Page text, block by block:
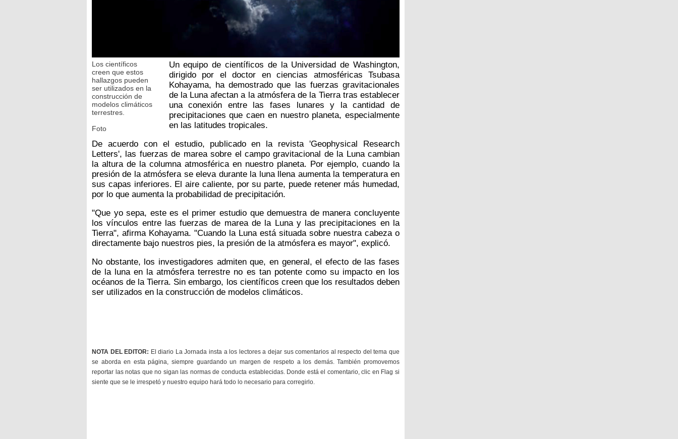
Los científicos
creen que estos
hallazgos pueden
ser utilizados en la
construcción de
modelos climáticos
terrestres.
Foto
Un equipo de científicos de la Universidad de Washington,
dirigido por el doctor en ciencias atmosféricas Tsubasa
Kohayama, ha demostrado que las fuerzas gravitacionales
de la Luna afectan a la atmósfera de la Tierra tras establecer
una conexión entre las fases lunares y la cantidad de
precipitaciones que caen en nuestro planeta, especialmente
en las latitudes tropicales.
De acuerdo con el estudio, publicado en la revista 'Geophysical Research
Letters', las fuerzas de marea sobre el campo gravitacional de la Luna cambian
la altura de la columna atmosférica en nuestro planeta. Por ejemplo, cuando la
presión de la atmósfera se eleva durante la luna llena aumenta la temperatura en
sus capas inferiores. El aire caliente, por su parte, puede retener más humedad,
por lo que aumenta la probabilidad de precipitación.
"Que yo sepa, este es el primer estudio que demuestra de manera concluyente
los vínculos entre las fuerzas de marea de la Luna y las precipitaciones en la
Tierra", afirma Kohayama. "Cuando la Luna está situada sobre nuestra cabeza o
directamente bajo nuestros pies, la presión de la atmósfera es mayor", explicó.
No obstante, los investigadores admiten que, en general, el efecto de las fases
de la luna en la atmósfera terrestre no es tan potente como su impacto en los
océanos de la Tierra. Sin embargo, los científicos creen que los resultados deben
ser utilizados en la construcción de modelos climáticos.
NOTA DEL EDITOR: El diario La Jornada insta a los lectores a dejar sus comentarios al respecto del tema que
se aborda en esta página, siempre guardando un margen de respeto a los demás. También promovemos
reportar las notas que no sigan las normas de conducta establecidas. Donde está el comentario, clic en Flag si
siente que se le irrespetó y nuestro equipo hará todo lo necesario para corregirlo.